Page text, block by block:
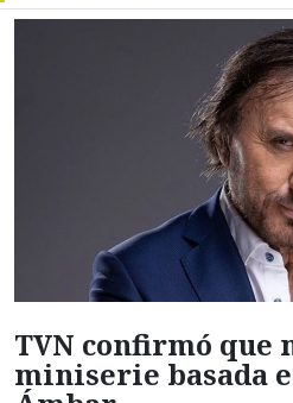
TVN confirmó que
miniserie basada